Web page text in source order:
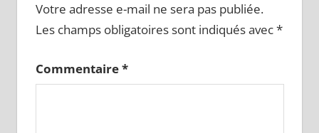
Votre adresse e-mail ne sera pas publiée.
Les champs obligatoires sont indiqués avec*
Commentaire*